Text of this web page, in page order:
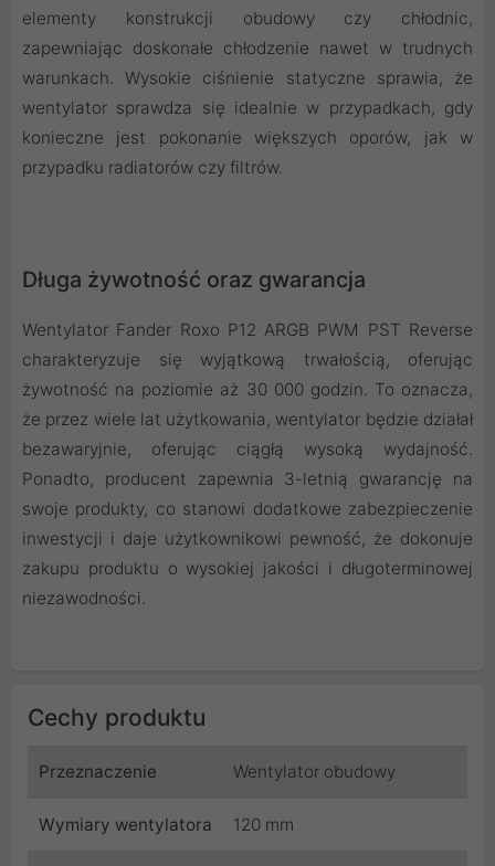
elementy konstrukcji obudowy czy chłodnic,
zapewniając doskonałe chłodzenie nawet w trudnych
warunkach. Wysokie ciśnienie statyczne sprawia, że
wentylator sprawdza się idealnie w przypadkach, gdy
konieczne jest pokonanie większych oporów, jak w
przypadku radiatorów czy filtrów.
Długa żywotność oraz gwarancja
Wentylator Fander Roxo P12 ARGB PWM PST Reverse
charakteryzuje się wyjątkową trwałością, oferując
żywotność na poziomie aż 30 000 godzin. To oznacza,
że przez wiele lat użytkowania, wentylator będzie działał
bezawaryjnie, oferując ciągłą wysoką wydajność.
Ponadto, producent zapewnia 3-letnią gwarancję na
swoje produkty, co stanowi dodatkowe zabezpieczenie
inwestycji i daje użytkownikowi pewność, że dokonuje
zakupu produktu o wysokiej jakości i długoterminowej
niezawodności.
Cechy produktu
Przeznaczenie Wentylator obudowy
Wymiary wentylatora 120 mm